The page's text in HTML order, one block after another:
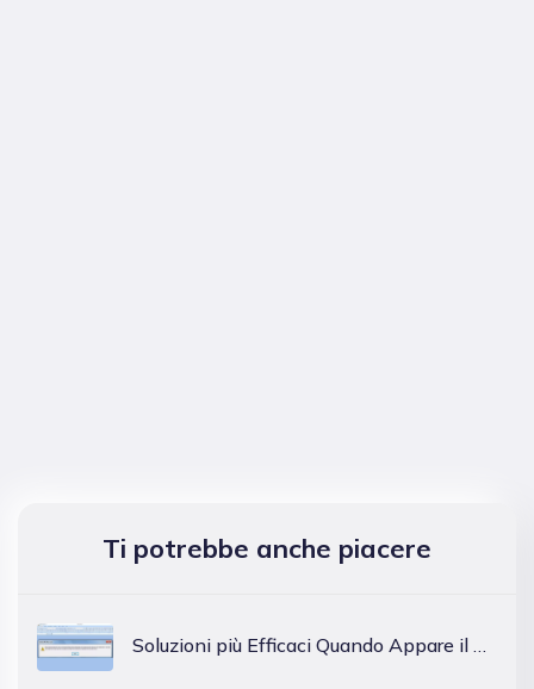
Ti potrebbe anche piacere
Soluzioni più Efficaci Quando Appare il Messaggio di Errore 'Excel non Può Aprire il File Perché il Formato o l'estensione del File non è Valido'